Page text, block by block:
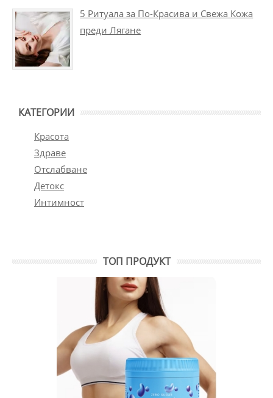
5 Ритуала за По-Красива и Свежа Кожа
преди Лягане
КАТЕГОРИИ
Красота
Здраве
Отслабване
Детокс
Интимност
ТОП ПРОДУКТ